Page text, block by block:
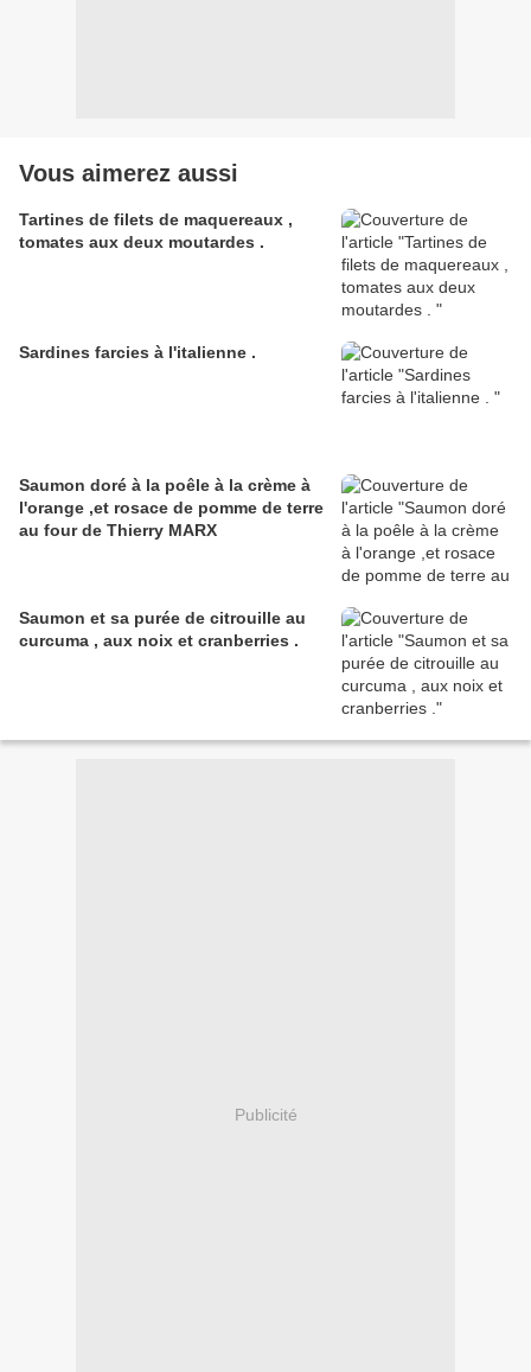
Vous aimerez aussi
Tartines de filets de maquereaux ,
tomates aux deux moutardes .
Sardines farcies à l'italienne .
Saumon doré à la poêle à la crème à
l'orange ,et rosace de pomme de terre
au four de Thierry MARX
Saumon et sa purée de citrouille au
curcuma , aux noix et cranberries .
Publicité